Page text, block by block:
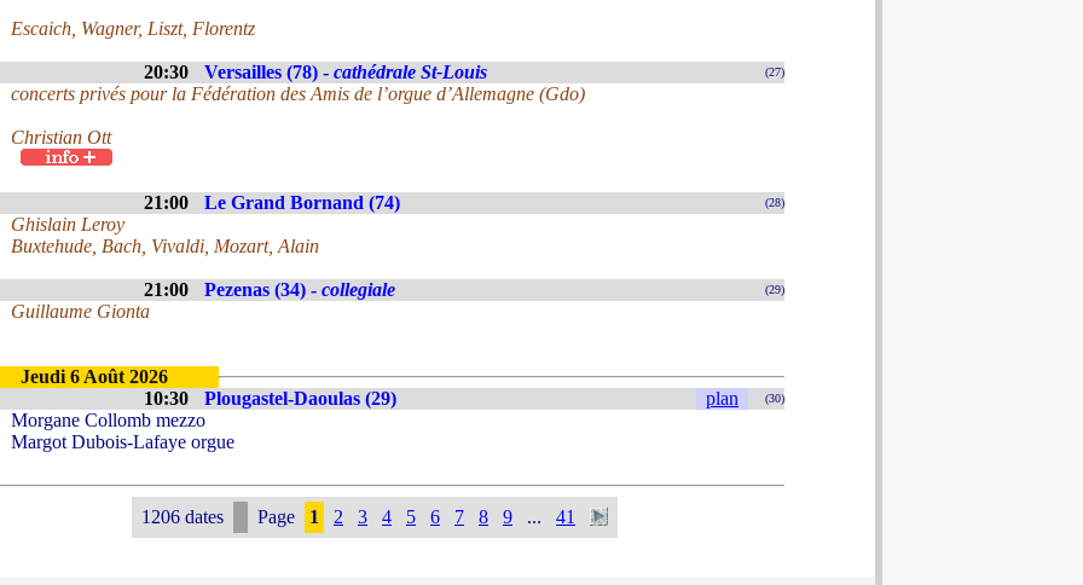
Escaich, Wagner, Liszt, Florentz
20:30 Versailles (78) - cathédrale St-Louis (27)
concerts privés pour la Fédération des Amis de l’orgue d’Allemagne (Gdo)
Christian Ott
21:00 Le Grand Bornand (74) (28)
Ghislain Leroy
Buxtehude, Bach, Vivaldi, Mozart, Alain
21:00 Pezenas (34) - collegiale (29)
Guillaume Gionta
Jeudi 6 Août 2026
10:30
Plougastel-Daoulas (29) plan (30)
Morgane Collomb mezzo
Margot Dubois-Lafaye orgue
1206 dates Page 1 2 3 4 5 6 7 8 9 ... 41